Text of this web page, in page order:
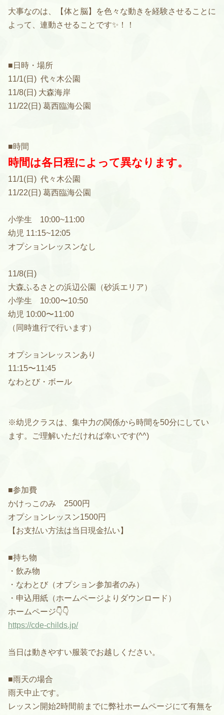
大事なのは、【体と脳】を色々な動きを経験させることに
よって、連動させることです✨！！
■日時・場所
11/1(日) 代々木公園
11/8(日) 大森海岸
11/22(日) 葛西臨海公園
■時間
時間は各日程によって異なります。
11/1(日) 代々木公園
11/22(日) 葛西臨海公園
小学生 10:00~11:00
幼児 11:15~12:05
オプションレッスンなし
11/8(日)
大森ふるさとの浜辺公園（砂浜エリア）
小学生 10:00〜10:50
幼児 10:00〜11:00
（同時進行で行います）
オプションレッスンあり
11:15〜11:45
なわとび・ボール
※幼児クラスは、集中力の関係から時間を50分にしてい
ます。ご理解いただければ幸いです(^^)
■参加費
かけっこのみ 2500円
オプションレッスン1500円
【お支払い方法は当日現金払い】
■持ち物
・飲み物
・なわとび（オプション参加者のみ）
・申込用紙（ホームページよりダウンロード）
ホームページ👇👇
https://cde-childs.jp/
当日は動きやすい服装でお越しください。
■雨天の場合
雨天中止です。
レッスン開始2時間前までに弊社ホームページにて有無を